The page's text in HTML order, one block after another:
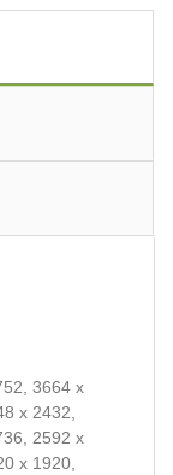
3664 x
x 2432,
2592 x
x 1920,